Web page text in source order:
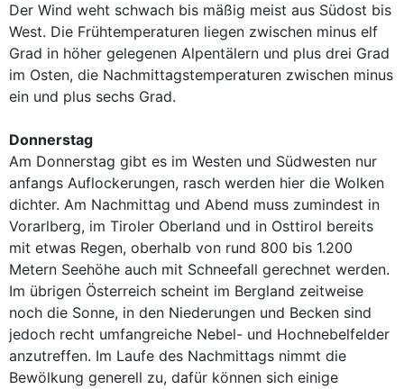
Der Wind weht schwach bis mäßig meist aus Südost bis
West. Die Frühtemperaturen liegen zwischen minus elf
Grad in höher gelegenen Alpentälern und plus drei Grad
im Osten, die Nachmittagstemperaturen zwischen minus
ein und plus sechs Grad.
Donnerstag
Am Donnerstag gibt es im Westen und Südwesten nur
anfangs Auflockerungen, rasch werden hier die Wolken
dichter. Am Nachmittag und Abend muss zumindest in
Vorarlberg, im Tiroler Oberland und in Osttirol bereits
mit etwas Regen, oberhalb von rund 800 bis 1.200
Metern Seehöhe auch mit Schneefall gerechnet werden.
Im übrigen Österreich scheint im Bergland zeitweise
noch die Sonne, in den Niederungen und Becken sind
jedoch recht umfangreiche Nebel- und Hochnebelfelder
anzutreffen. Im Laufe des Nachmittags nimmt die
Bewölkung generell zu, dafür können sich einige